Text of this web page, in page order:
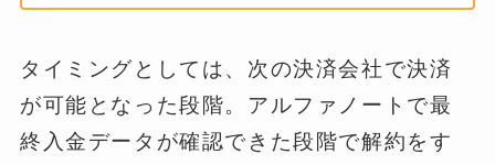
タイミングとしては、次の決済会社で決済
が可能となった段階。アルファノートで最
終入金データが確認できた段階で解約をす